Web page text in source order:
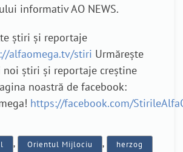
informativ AO NEWS.
știri și reportaje
alfaomega.tv/stiri Urmărește
noi știri și reportaje creștine
noastră de facebook:
https://facebook.com/
, Orientul Mijlociu , herzog